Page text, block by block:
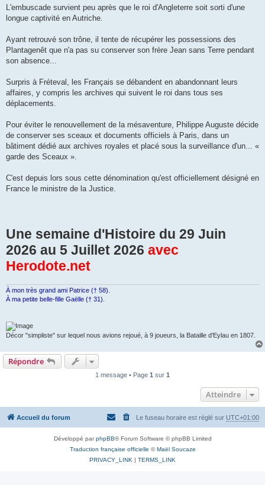
L'embuscade survient peu après que le roi d'Angleterre soit sorti d'une
longue captivité en Autriche.
Ayant retrouvé son trône, il tente de récupérer les possessions des
Plantagenêt que n'a pas su conserver son frère Jean sans Terre pendant
son absence...
Surpris à Fréteval, les Français se débandent en abandonnant leurs
affaires, y compris les archives qui suivent le roi dans tous ses
déplacements.
Pour éviter le renouvellement de la mésaventure, Philippe Auguste décide
de conserver ses sceaux et documents officiels à Paris, dans un
bâtiment dédié aux archives royales et placé sous la surveillance d'un... «
garde des Sceaux ».
C'est depuis lors sous cette dénomination qu'est officiellement désigné en
France le ministre de la Justice.
Une semaine d'Histoire du 29 Juin
2026 au 5 Juillet 2026 avec
Herodote.net
À mon très grand ami Patrice († 58).
À ma petite belle-fille Gaëlle († 31).
Décor "simpliste" sur lequel nous avions rejoué, à 9 joueurs, la Bataille d'Eylau en 1807.
Répondre
1 message • Page 1 sur 1
Atteindre
Accueil du forum Le fuseau horaire est réglé sur UTC+01:00
Développé parphpBB® Forum Software © phpBB Limited
Traduction française officielle © Maël Soucaze
PRIVACY_LINK
TERMS_LINK